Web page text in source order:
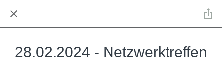
28.02.2024 - Netzwerktreffen